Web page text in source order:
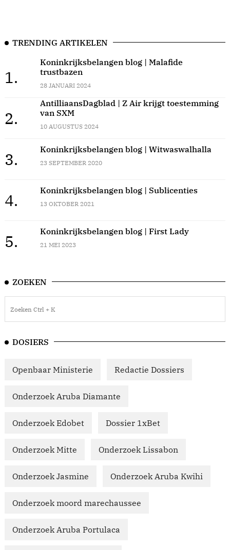
TRENDING ARTIKELEN
1.
Koninkrijksbelangen blog | Malafide
trustbazen
28 JANUARI 2024
2.
AntilliaansDagblad | Z Air krijgt toestemming
van SXM
10 AUGUSTUS 2024
3.
Koninkrijksbelangen blog | Witwaswalhalla
23 SEPTEMBER 2020
4.
Koninkrijksbelangen blog | Sublicenties
13 OKTOBER 2021
5.
Koninkrijksbelangen blog | First Lady
21 MEI 2023
ZOEKEN
DOSIERS
Openbaar Ministerie Redactie Dossiers
Onderzoek Aruba Diamante
Onderzoek Edobet Dossier 1xBet
Onderzoek Mitte Onderzoek Lissabon
Onderzoek Jasmine Onderzoek Aruba Kwihi
Onderzoek moord marechaussee
Onderzoek Aruba Portulaca